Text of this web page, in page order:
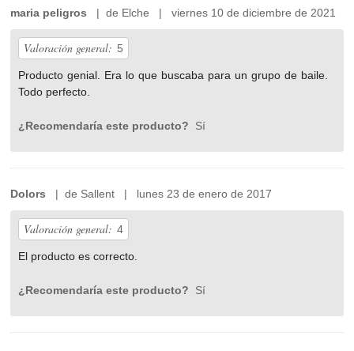
maria peligros | de Elche | viernes 10 de diciembre de 2021
Valoración general: 5
Producto genial. Era lo que buscaba para un grupo de baile.
Todo perfecto.
¿Recomendaría este producto? Sí
Dolors | de Sallent | lunes 23 de enero de 2017
Valoración general: 4
El producto es correcto.
¿Recomendaría este producto? Sí